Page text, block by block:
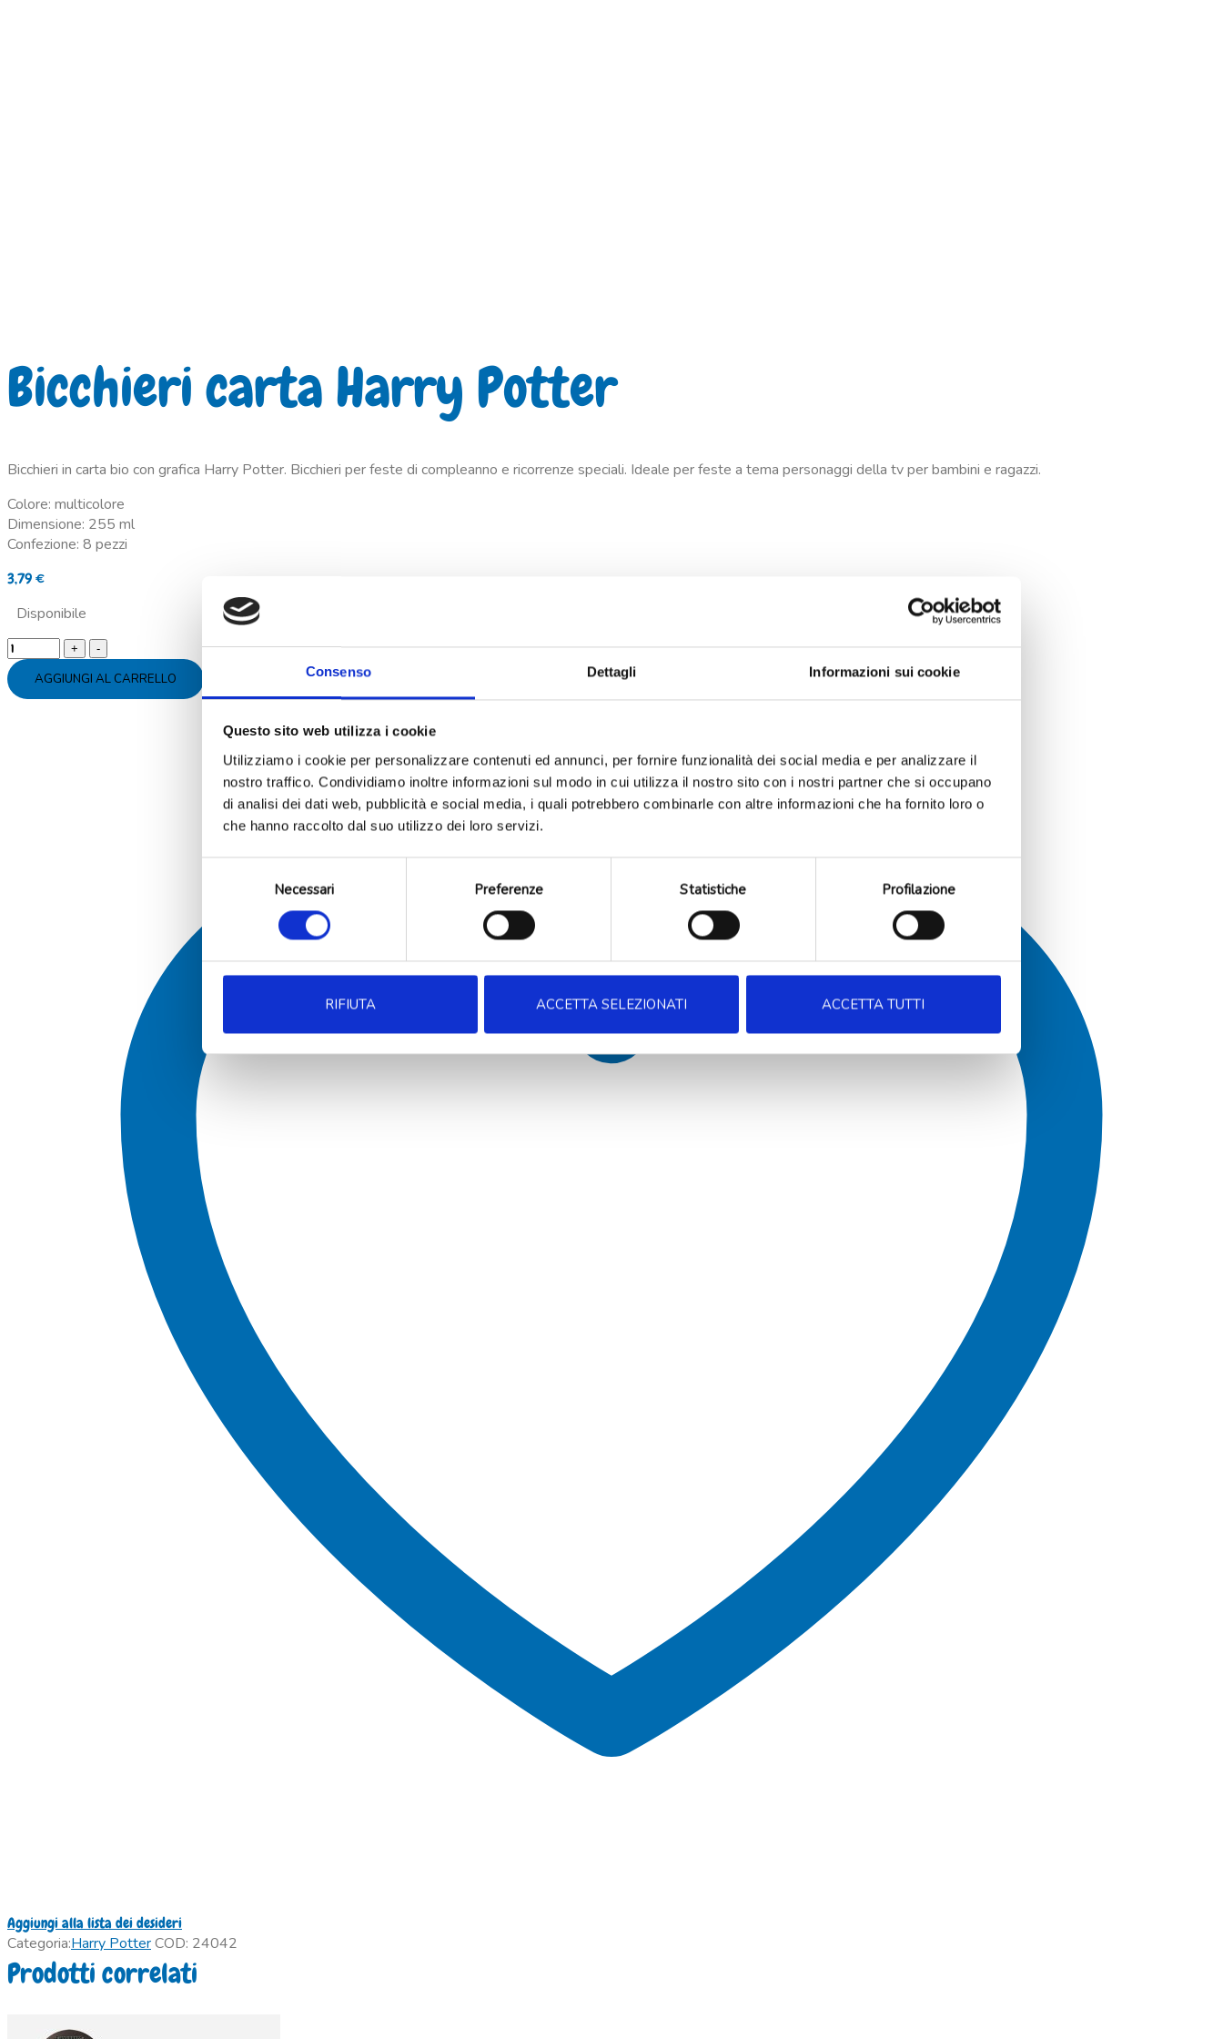
Consenso Dettagli Informazioni sui cookie
Questo sito web utilizza i cookie
Utilizziamo i cookie per personalizzare contenuti ed annunci, per fornire funzionalità dei social media e per analizzare il
nostro traffico. Condividiamo inoltre informazioni sul modo in cui utilizza il nostro sito con i nostri partner che si occupano
di analisi dei dati web, pubblicità e social media, i quali potrebbero combinarle con altre informazioni che ha fornito loro o
che hanno raccolto dal suo utilizzo dei loro servizi.
Necessari Preferenze Statistiche Profilazione
RIFIUTA ACCETTA SELEZIONATI ACCETTA TUTTI
Bicchieri carta Harry Potter
Bicchieri in carta bio con grafica Harry Potter. Bicchieri per feste di compleanno e ricorrenze speciali. Ideale per feste a tema personaggi della tv per bambini e ragazzi.
Colore: multicolore
Dimensione: 255 ml
Confezione: 8 pezzi
3,79€
Disponibile
Bicchieri
carta
HarryAGGIUNGI AL CARRELLO
Aggiungi alla lista dei desideri
Categoria:Harry PotterCOD: 24042
Prodotti correlati